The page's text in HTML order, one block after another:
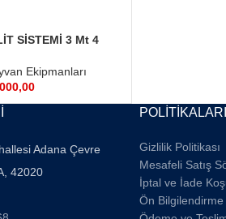
SİSTEMİ 3 Mt 4
Ekipmanları
Adana Çevre
42020
Gizlilik Politikası
Mesafeli Satış
İptal ve İade
Ön